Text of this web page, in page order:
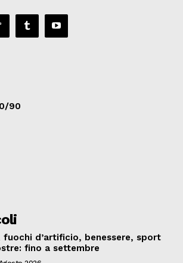
90
fuochi d’artificio, benessere, sport
fino a settembre